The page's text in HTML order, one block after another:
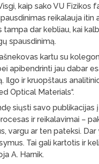
kaip sako VU Fizikos
reikalauja itin
tampa dar kebliau, kai
spausdinimą.
kartu su
apibendrinti jau dabar
Ilgo ir kruopštaus
Optical Materials“.
siųsti savo publikacijas
ir reikalavimai –
vargu ar ten pateksi.
Tai gali kartotis ir
A. Harnik.